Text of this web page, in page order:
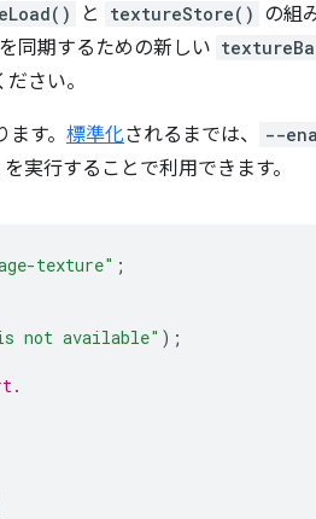
と textureStore() の組
同期するための新しい
さい。
す。 標準化されるまでは、
--
実行することで利用できます。
texture" ;
not available" );